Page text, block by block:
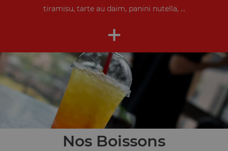
tiramisu, tarte au daim, panini nutella, ...
+
Nos Boissons